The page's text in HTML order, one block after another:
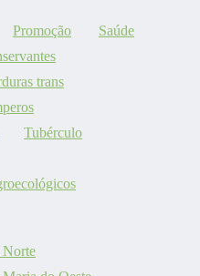
Promoção
Saúde
trans
Tubérculo